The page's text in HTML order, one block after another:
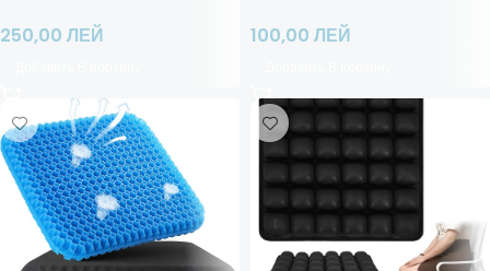
250,00 ЛЕЙ 100,00 ЛЕЙ